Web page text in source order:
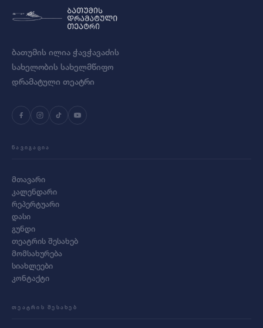
ბათუმის ილია ჭავჭავაძის
სახელობის სახელმწიფო
დრამატული თეატრი
ᲜᲐᲕᲘᲒᲐᲪᲘᲐ
მთავარი
კალენდარი
რეპერტუარი
დასი
გუნდი
თეატრის შესახებ
მომსახურება
სიახლეები
კონტაქტი
ᲗᲔᲐᲢᲠᲘᲡ ᲨᲔᲡᲐᲮᲔᲑ